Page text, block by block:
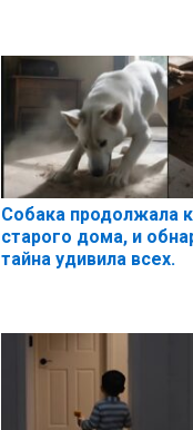
Собака продолжала
старого дома, и
тайна удивила всех.